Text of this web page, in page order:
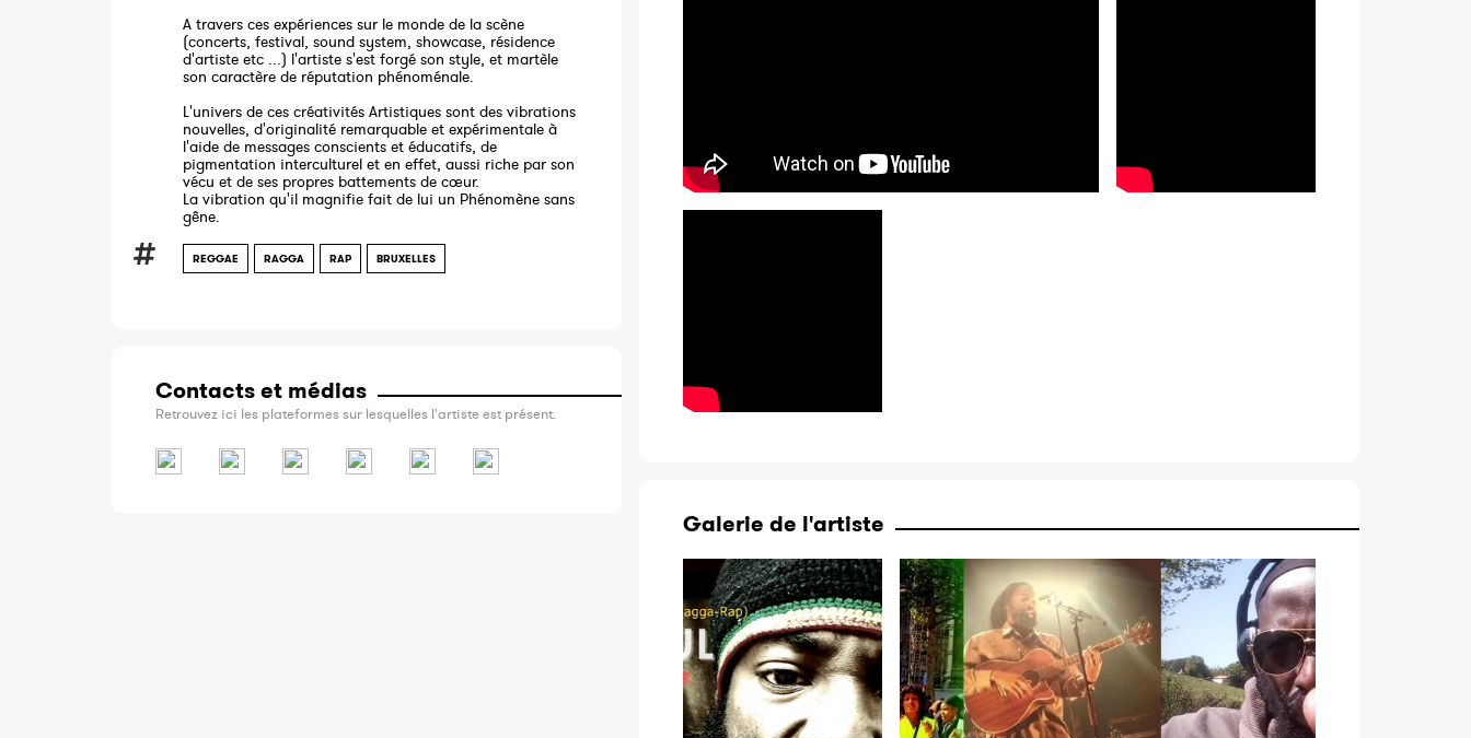
A travers ces expériences sur le monde de la scène
(concerts, festival, sound system, showcase, résidence
d'artiste etc ...) l'artiste s'est forgé son style, et martèle
son caractère de réputation phénoménale.
L'univers de ces créativités Artistiques sont des vibrations
nouvelles, d'originalité remarquable et expérimentale à
l'aide de messages conscients et éducatifs, de
pigmentation interculturel et en effet, aussi riche par son
vécu et de ses propres battements de cœur.
La vibration qu'il magnifie fait de lui un Phénomène sans
gêne.
REGGAE RAGGA RAP BRUXELLES
Contacts et médias
Retrouvez ici les plateformes sur lesquelles l'artiste est présent.
Galerie de l'artiste